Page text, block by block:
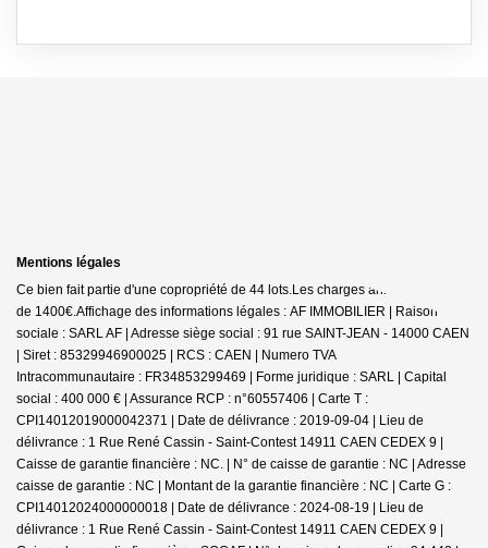
Mentions légales
Ce bien fait partie d'une copropriété de 44 lots.Les charges annuelles sont
de 1400€. Affichage des informations légales : AF IMMOBILIER | Raison
sociale : SARL AF | Adresse siège social : 91 rue SAINT-JEAN - 14000 CAEN
| Siret : 85329946900025 | RCS : CAEN | Numero TVA
Intracommunautaire : FR34853299469 | Forme juridique : SARL | Capital
social : 400 000 € | Assurance RCP : n°60557406 | Carte T :
CPI14012019000042371 | Date de délivrance : 2019-09-04 | Lieu de
délivrance : 1 Rue René Cassin - Saint-Contest 14911 CAEN CEDEX 9 |
Caisse de garantie financière : NC. | N° de caisse de garantie : NC | Adresse
caisse de garantie : NC | Montant de la garantie financière : NC | Carte G :
CPI14012024000000018 | Date de délivrance : 2024-08-19 | Lieu de
délivrance : 1 Rue René Cassin - Saint-Contest 14911 CAEN CEDEX 9 |